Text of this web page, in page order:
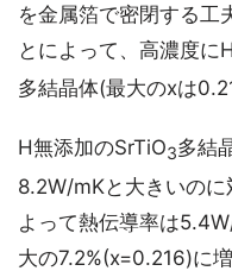
を金属箔で密閉する工
とによって、高濃度に
多結晶体(最大のxは
H無添加のSrTiO3多結
8.2W/mKと大きいの
よって熱伝導率は
大の7.2%(x=0.216)に